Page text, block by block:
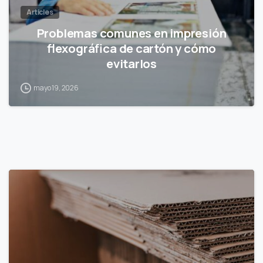
Articles
Problemas comunes en impresión
flexográfica de cartón y cómo
evitarlos
mayo 19, 2026